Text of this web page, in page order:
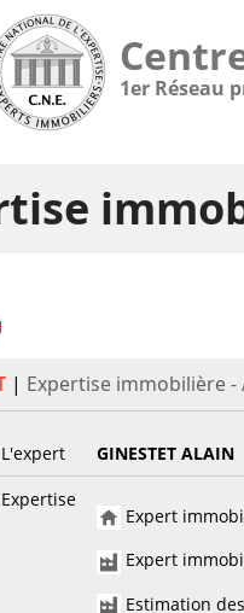
1er Réseau
| Expertise immobilière -
L'expert
GINESTET ALAIN
Expertise
Expert
Expert
Estimation